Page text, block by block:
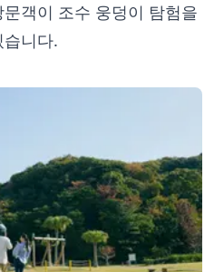
객이 조수 웅덩이 탐험을
니다.